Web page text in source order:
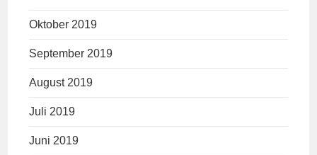
Oktober 2019
September 2019
August 2019
Juli 2019
Juni 2019